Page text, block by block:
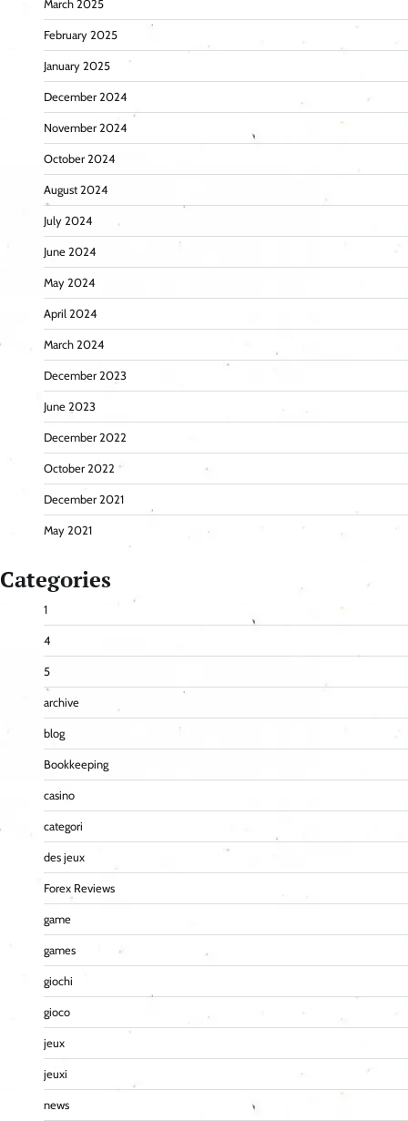
March 2025
February 2025
January 2025
December 2024
November 2024
October 2024
August 2024
July 2024
June 2024
May 2024
April 2024
March 2024
December 2023
June 2023
December 2022
October 2022
December 2021
May 2021
Categories
1
4
5
archive
blog
Bookkeeping
casino
categori
des jeux
Forex Reviews
game
games
giochi
gioco
jeux
jeuxi
news